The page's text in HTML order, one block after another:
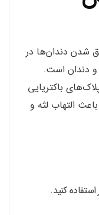
شدن دندان‌ها در
دندان است.
باکتریایی
التهاب لثه و
کنید.